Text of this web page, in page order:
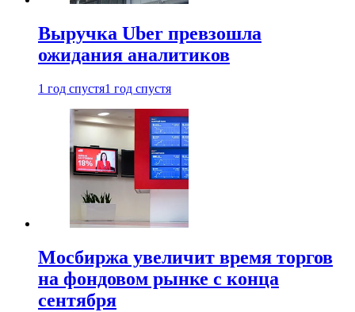
Выручка Uber превзошла
ожидания аналитиков
1 год спустя1 год спустя
Мосбиржа увеличит время торгов
на фондовом рынке с конца
сентября